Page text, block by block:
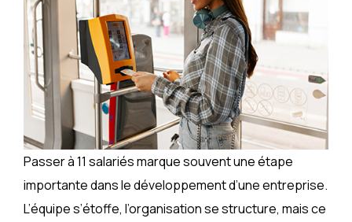
Passer à 11 salariés marque souvent une étape
importante dans le développement d’une entreprise.
L’équipe s’étoffe, l’organisation se structure, mais ce